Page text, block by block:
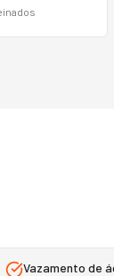
Vazamento de